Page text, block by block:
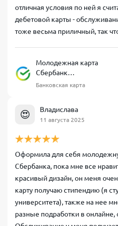
отличная условия по ней я
дебетовой карты -
тоже весьма приличный, так
Молодежная карта
Сбербанк
дебетовая
Банковская карта
😍 Владислава
11 августа 2025
Оформила для себя
Сбербанка, пока мне все
красивый дизайн, он меня
карту получаю стипендию (я
университета), также на нее
разные подработки в онлайне,